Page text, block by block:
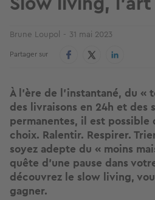
Brune Loupol 31 mai 2023
Partager sur
À l’ère de l’instantané, du
des livraisons en 24h et des
permanentes, il est possible
choix. Ralentir. Respirer.
soyez adepte du « moins
quête d’une pause dans
découvrez le slow living,
gagner.